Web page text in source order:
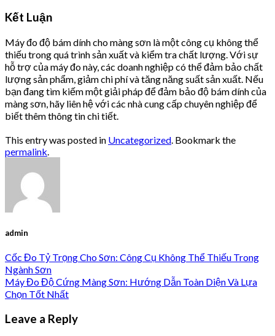
Kết Luận
Máy đo độ bám dính cho màng sơn là một công cụ không thể
thiếu trong quá trình sản xuất và kiểm tra chất lượng. Với sự
hỗ trợ của máy đo này, các doanh nghiệp có thể đảm bảo chất
lượng sản phẩm, giảm chi phí và tăng năng suất sản xuất. Nếu
bạn đang tìm kiếm một giải pháp để đảm bảo độ bám dính của
màng sơn, hãy liên hệ với các nhà cung cấp chuyên nghiệp để
biết thêm thông tin chi tiết.
This entry was posted in Uncategorized . Bookmark the
permalink
admin
Cốc Đo Tỷ Trọng Cho Sơn: Công Cụ Không Thể Thiếu Trong
Ngành Sơn
Máy Đo Độ Cứng Màng Sơn: Hướng Dẫn Toàn Diện Và Lựa
Chọn Tốt Nhất
Leave a Reply